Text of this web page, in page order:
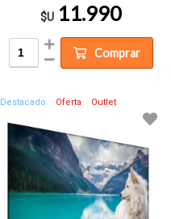
$U 11.990
Comprar
Destacado Oferta Outlet